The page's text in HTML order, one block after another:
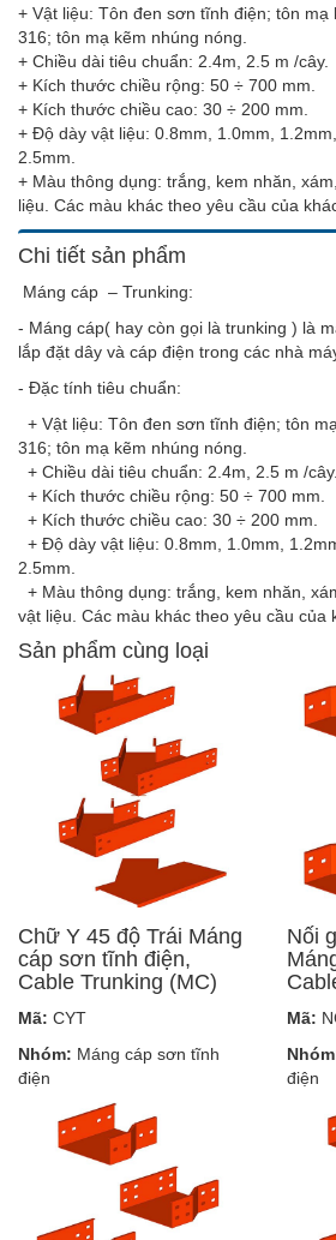
+ Vật liệu: Tôn đen sơn tĩnh điện; tôn mạ
316; tôn mạ kẽm nhúng nóng.
+ Chiều dài tiêu chuẩn: 2.4m, 2.5 m /cây.
+ Kích thước chiều rộng: 50 ÷ 700 mm.
+ Kích thước chiều cao: 30 ÷ 200 mm.
+ Độ dày vật liệu: 0.8mm, 1.0mm,
2.5mm.
+ Màu thông dụng: trắng, kem nhăn,
liệu. Các màu khác theo yêu cầu của
Chi tiết sản phẩm
Máng cáp – Trunking:
- Máng cáp( hay còn gọi là trunking ) là
lắp đặt dây và cáp điện trong các nhà
- Đặc tính tiêu chuẩn:
+ Vật liệu: Tôn đen sơn tĩnh điện; tôn
316; tôn mạ kẽm nhúng nóng.
+ Chiều dài tiêu chuẩn: 2.4m, 2.5 m /cây.
+ Kích thước chiều rộng: 50 ÷ 700 mm.
+ Kích thước chiều cao: 30 ÷ 200 mm.
+ Độ dày vật liệu: 0.8mm, 1.0mm,
2.5mm.
+ Màu thông dụng: trắng, kem nhăn,
vật liệu. Các màu khác theo yêu cầu của
Sản phẩm cùng loại
Chữ Y 45 độ Trái Máng
cáp sơn tĩnh điện,
Cable Trunking (MC)
Mã: CYT
Nhóm: Máng cáp sơn tĩnh
điện
Nối
Mã:
điện